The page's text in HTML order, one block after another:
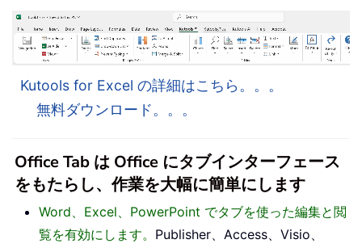
Kutools for Excel の詳細はこちら。。。
無料ダウンロード。。。
Office Tab は Office にタブインターフェース
をもたらし、作業を大幅に簡単にします
Word、Excel、PowerPoint でタブを使った編集と閲
覧を有効にします。 Publisher、Access、Visio、